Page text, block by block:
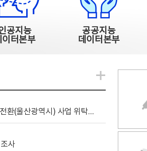
공지능
이터본부
공공지능
데이터본부
[조달입찰공고] 2026년 공공 AI CCTV 전환(울산광역시) 사업 위탁감리
사
알림관련 더보기